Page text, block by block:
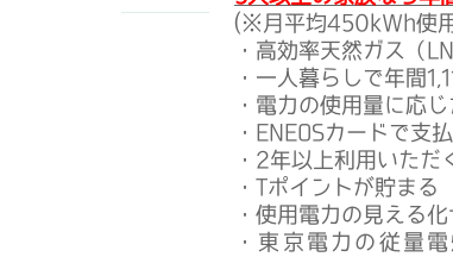
(※月平均450kWh使
・高効率天然ガス（
・一人暮らしで年間
・電力の使用量に応じ
・ENEOSカードで支
・2年以上利用いただ
・Tポイントが貯まる
・使用電力の見える
・東京電力の従量